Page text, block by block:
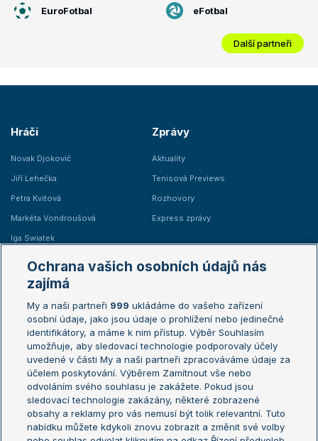
EuroFotbal eFotbal
Další partneři
Hráči
Novak Djokovič
Jiří Lehečka
Petra Kvitová
Markéta Vondroušová
Iga Swiatek
Zprávy
Aktuality
Tenisová Previews
Rozhovory
Express zprávy
Žebříčky
Žebříček ATP (muži)
Žebříček WTA (ženy)
Sázkařský žebříček
Australian Open
French Open
Wimbledon
US Open
Turnaj mistrů
Turnaj mistryň
Aktualní trendy
Ochrana vašich osobních údajů nás
zajímá
My a naši partneři 999 ukládáme do vašeho zařízení
osobní údaje, jako jsou údaje o prohlížení nebo jedinečné
identifikátory, a máme k nim přístup. Výběr Souhlasím
umožňuje, aby sledovací technologie podporovaly účely
uvedené v části My a naši partneři zpracováváme údaje za
účelem poskytování. Výběrem Zamítnout vše nebo
odvoláním svého souhlasu je zakážete. Pokud jsou
sledovací technologie zakázány, některé zobrazené
obsahy a reklamy pro vás nemusí být tolik relevantní. Tuto
nabídku můžete kdykoli znovu zobrazit a změnit své volby